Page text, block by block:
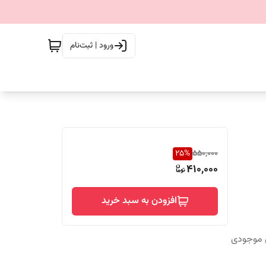
ورود | ثبت‌نام
موجودی
550,000
25%
410,000
افزودن به سبد خرید